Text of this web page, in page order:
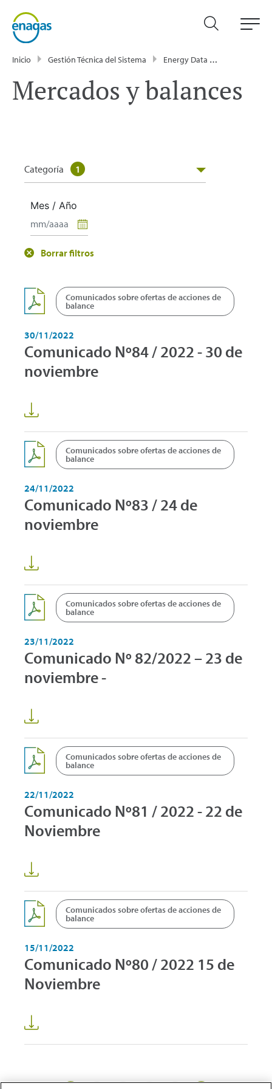
Inicio Gestión Técnica del Sistema Energy Data
Mercados y balances
Categoría 1
Mes / Año
Borrar filtros
Comunicados sobre ofertas de acciones de
balance
30/11/2022
Comunicado Nº84 / 2022 - 30 de
noviembre
Comunicados sobre ofertas de acciones de
balance
24/11/2022
Comunicado Nº83 / 24 de
noviembre
Comunicados sobre ofertas de acciones de
balance
23/11/2022
Comunicado Nº 82/2022 – 23 de
noviembre -
Comunicados sobre ofertas de acciones de
balance
22/11/2022
Comunicado Nº81 / 2022 - 22 de
Noviembre
Comunicados sobre ofertas de acciones de
balance
15/11/2022
Comunicado Nº80 / 2022 15 de
Noviembre